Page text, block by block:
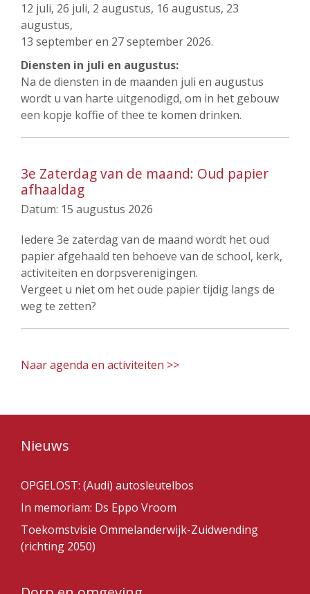
12 juli, 26 juli, 2 augustus, 16 augustus, 23
augustus,
13 september en 27 september 2026.
Diensten in juli en augustus:
Na de diensten in de maanden juli en augustus
wordt u van harte uitgenodigd, om in het gebouw
een kopje koffie of thee te komen drinken.
3e Zaterdag van de maand: Oud papier
afhaaldag
Datum: 15 augustus 2026
Iedere 3e zaterdag van de maand wordt het oud
papier afgehaald ten behoeve van de school, kerk,
activiteiten en dorpsverenigingen.
Vergeet u niet om het oude papier tijdig langs de
weg te zetten?
Naar agenda en activiteiten >>
Nieuws
OPGELOST: (Audi) autosleutelbos
In memoriam: Ds Eppo Vroom
Toekomstvisie Ommelanderwijk-Zuidwending
(richting 2050)